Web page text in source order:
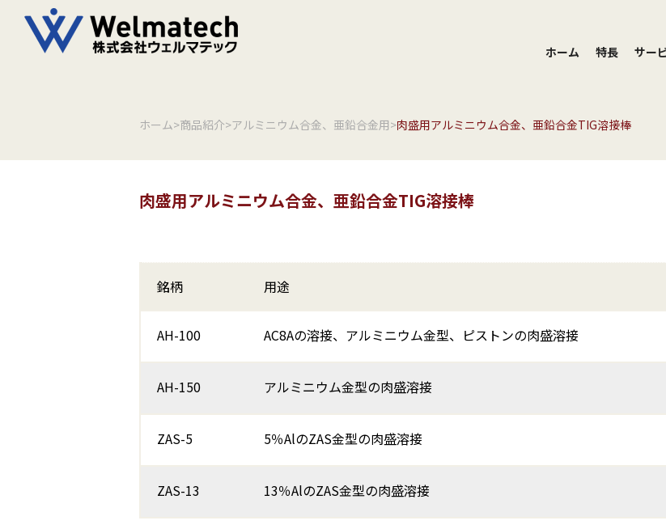
ホーム 特長 サー
ホーム>商品紹介>アルミニウム合金、亜鉛合金用>肉盛用アルミニウム合金、亜鉛合金TIG溶接棒
肉盛用アルミニウム合金、亜鉛合金TIG溶接棒
銘柄 用途
AH-100 AC8Aの溶接、アルミニウム金型、ピストンの肉盛溶接
AH-150 アルミニウム金型の肉盛溶接
ZAS-5 5％AlのZAS金型の肉盛溶接
ZAS-13 13％AlのZAS金型の肉盛溶接